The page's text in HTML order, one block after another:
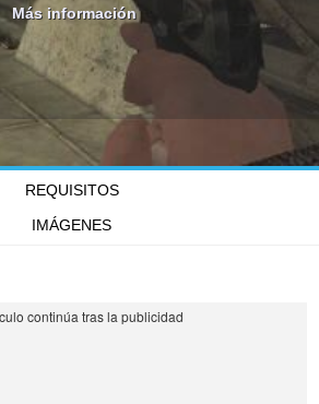
Más información
REQUISITOS
IMÁGENES